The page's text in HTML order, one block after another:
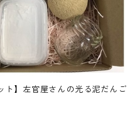
ト】左官屋さんの光る泥だんご